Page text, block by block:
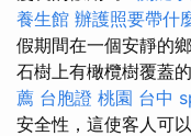
養生館 辦護照要帶什
假期間在一個安靜的
石樹上有橄欖樹覆蓋
薦 台胞證 桃園 台中
安全性，這使客人可